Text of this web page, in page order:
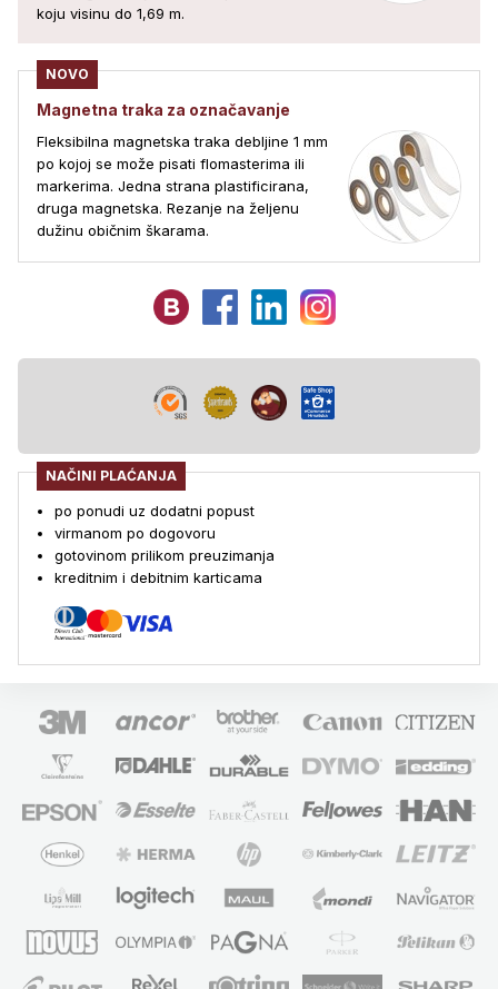
koju visinu do 1,69 m.
NOVO
Magnetna traka za označavanje
Fleksibilna magnetska traka debljine 1 mm
po kojoj se može pisati flomasterima ili
markerima. Jedna strana plastificirana,
druga magnetska. Rezanje na željenu
dužinu običnim škarama.
NAČINI PLAĆANJA
po ponudi uz dodatni popust
virmanom po dogovoru
gotovinom prilikom preuzimanja
kreditnim i debitnim karticama